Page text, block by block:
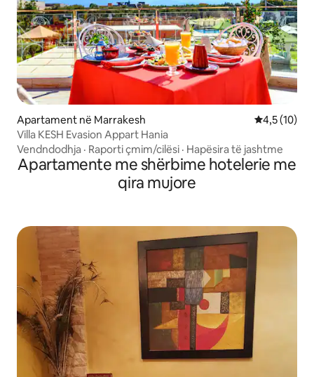
Apartament në Marrakesh Vlerësimi
4,5 (10)
Villa KESH Evasion Appart Hania
Vendndodhja · Raporti çmim/cilësi · Hapësira të jashtme
Apartamente me shërbime hotelerie me
qira mujore